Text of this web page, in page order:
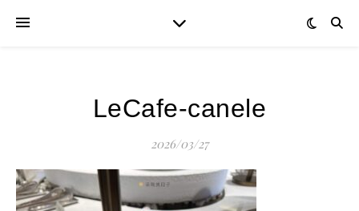
LeCafe-canele
2026/03/27